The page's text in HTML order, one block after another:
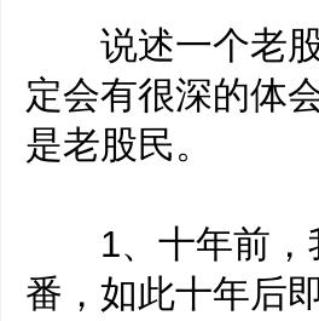
说述一个老股
定会有很深的体
是老股民。
1、十年前，
番，如此十年后